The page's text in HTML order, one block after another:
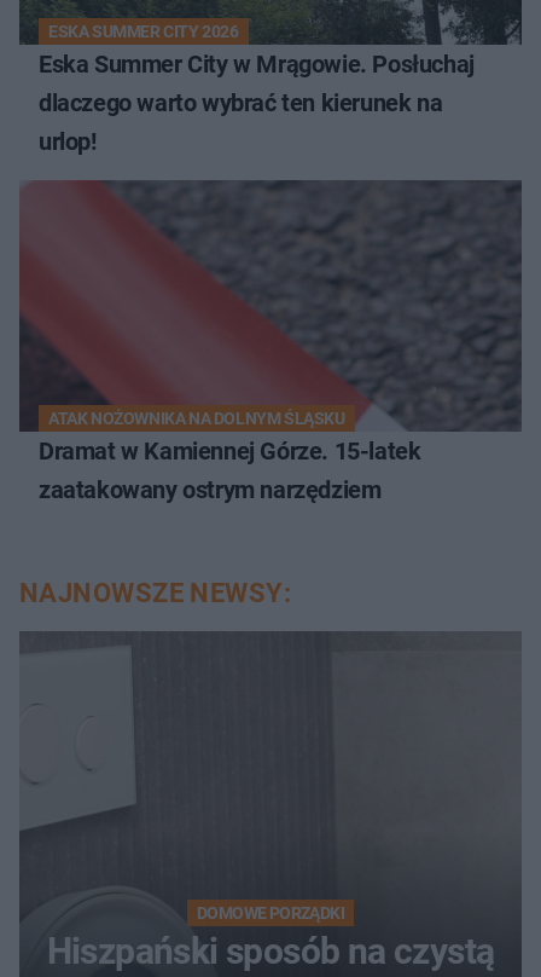
ESKA SUMMER CITY 2026
Eska Summer City w Mrągowie. Posłuchaj
dlaczego warto wybrać ten kierunek na
urlop!
ATAK NOŻOWNIKA NA DOLNYM ŚLĄSKU
Dramat w Kamiennej Górze. 15-latek
zaatakowany ostrym narzędziem
NAJNOWSZE NEWSY:
DOMOWE PORZĄDKI
Hiszpański sposób na czystą